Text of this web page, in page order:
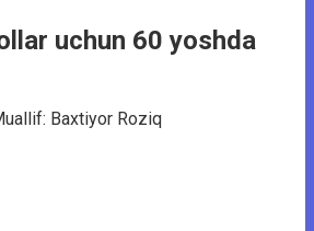
uchun 60 yoshda
Baxtiyor Roziq